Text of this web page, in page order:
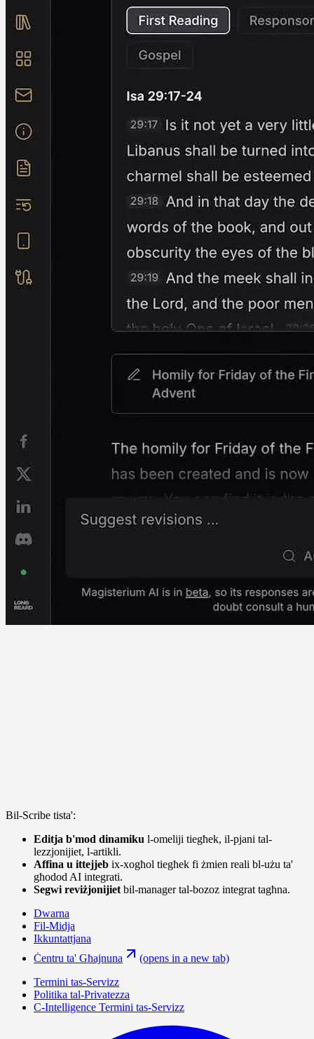
Bil-Scribe tista':
Editja b'mod dinamiku l-omeliji tiegħek, il-pjani tal-
lezzjonijiet, l-artikli.
Affina u ittejjeb ix-xogħol tiegħek fi żmien reali bl-użu ta'
għodod AI integrati.
Segwi reviżjonijiet bil-manager tal-bozoz integrat tagħna.
Dwarna
Fil-Midja
Ikkuntattjana
Ċentru ta' Għajnuna
(opens in a new tab)
Termini tas-Servizz
Politika tal-Privatezza
C-Intelligence Termini tas-Servizz